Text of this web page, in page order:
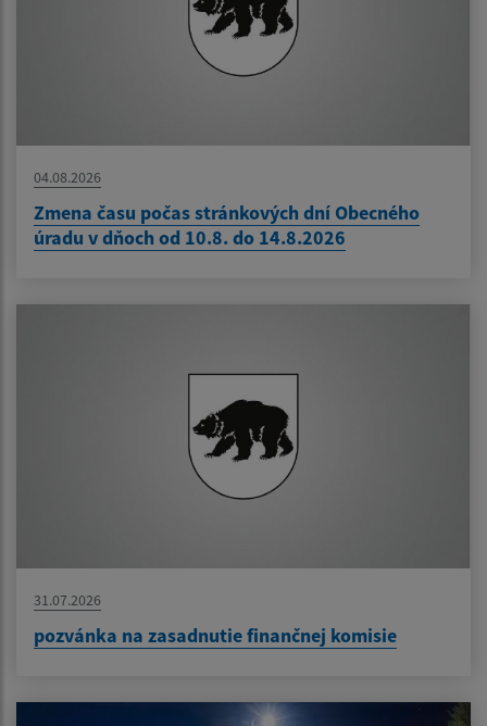
04.08.2026
Zmena času počas stránkových dní Obecného
úradu v dňoch od 10.8. do 14.8.2026
31.07.2026
pozvánka na zasadnutie finančnej komisie